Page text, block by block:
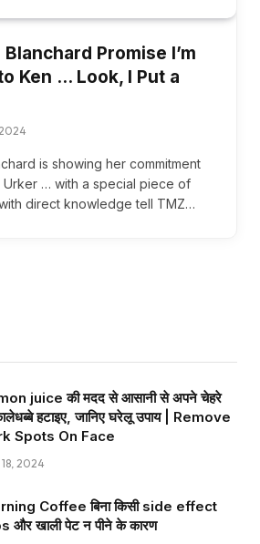
Promise I’m
Ken … Look, I Put a
is showing her commitment
… with a special piece of
direct knowledge tell TMZ…
juice की मदद से आसानी से अपने चेहरे
हटाइए, जानिए घरेलू उपाय | Remove
Spots On Face
2024
Coffee बिना किसी side effect
और खाली पेट न पीने के कारण